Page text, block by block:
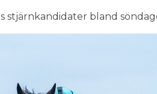
stjärnkandidater bland